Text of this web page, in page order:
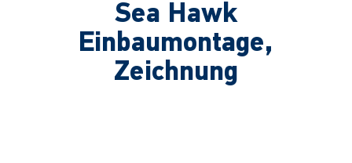
Sea Hawk
Einbaumontage,
Zeichnung